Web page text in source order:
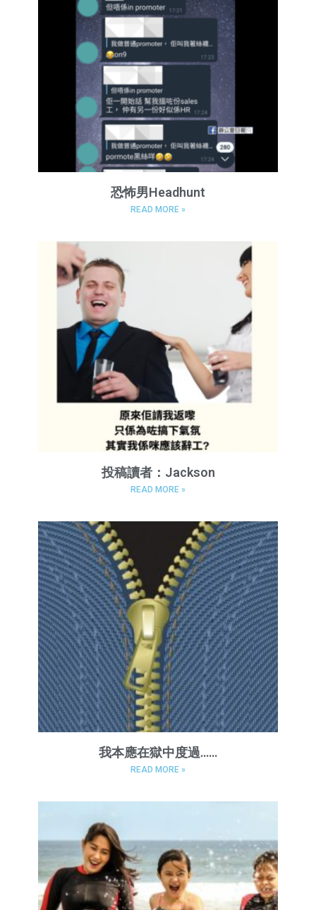
恐怖男Headhunt
READ MORE »
投稿讀者：Jackson
READ MORE »
我本應在獄中度過……
READ MORE »